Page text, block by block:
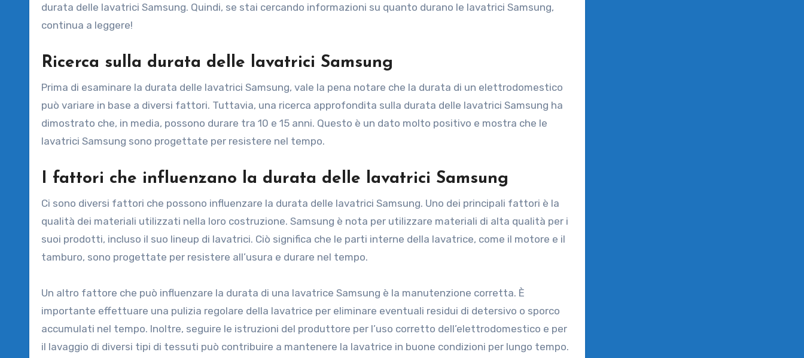
durata delle lavatrici Samsung. Quindi, se stai cercando informazioni su quanto durano le lavatrici Samsung,
continua a leggere!
Ricerca sulla durata delle lavatrici Samsung
Prima di esaminare la durata delle lavatrici Samsung, vale la pena notare che la durata di un elettrodomestico
può variare in base a diversi fattori. Tuttavia, una ricerca approfondita sulla durata delle lavatrici Samsung ha
dimostrato che, in media, possono durare tra 10 e 15 anni. Questo è un dato molto positivo e mostra che le
lavatrici Samsung sono progettate per resistere nel tempo.
I fattori che influenzano la durata delle lavatrici Samsung
Ci sono diversi fattori che possono influenzare la durata delle lavatrici Samsung. Uno dei principali fattori è la
qualità dei materiali utilizzati nella loro costruzione. Samsung è nota per utilizzare materiali di alta qualità per i
suoi prodotti, incluso il suo lineup di lavatrici. Ciò significa che le parti interne della lavatrice, come il motore e il
tamburo, sono progettate per resistere all’usura e durare nel tempo.
Un altro fattore che può influenzare la durata di una lavatrice Samsung è la manutenzione corretta. È
importante effettuare una pulizia regolare della lavatrice per eliminare eventuali residui di detersivo o sporco
accumulati nel tempo. Inoltre, seguire le istruzioni del produttore per l’uso corretto dell’elettrodomestico e per
il lavaggio di diversi tipi di tessuti può contribuire a mantenere la lavatrice in buone condizioni per lungo tempo.